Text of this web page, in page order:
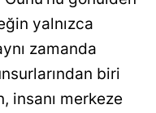
Bitlis
Burdur
yalnızca
zamanda
biri
insanı merkeze